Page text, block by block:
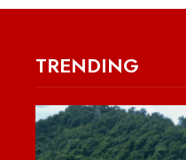
TRENDING